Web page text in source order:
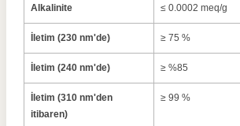
Alkalinite ≤ 0.0002 meq/g
İletim (230 nm'de) ≥ 75 %
İletim (240 nm'de) ≥ %85
İletim (310 nm'den
itibaren)
≥ 99 %